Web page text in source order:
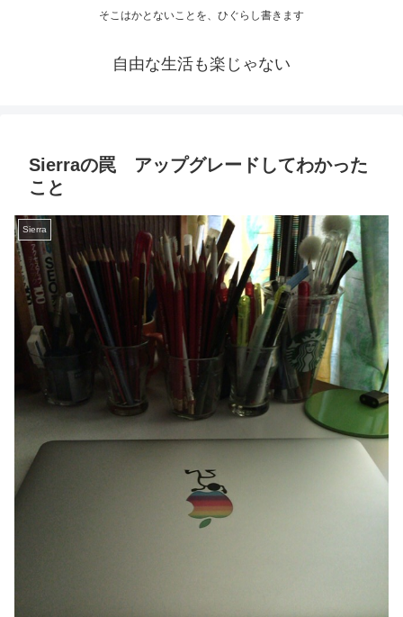
そこはかとないことを、ひぐらし書きます
自由な生活も楽じゃない
Sierraの罠 アップグレードしてわかった
こと
Sierra